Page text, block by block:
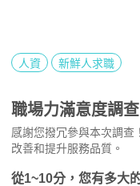
人資 新鮮人求職
職場力滿意度調查
感謝您撥冗參與本次調查
改善和提升服務品質。
從1~10分，您有多大